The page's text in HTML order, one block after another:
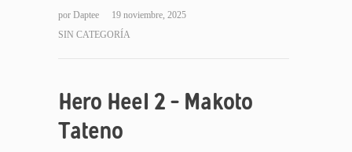
por Daptee
19 noviembre, 2025
SIN CATEGORÍA
Hero Heel 2 – Makoto
Tateno